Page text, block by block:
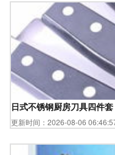
日式不锈钢厨房刀具四件
更新时间：2026-08-06